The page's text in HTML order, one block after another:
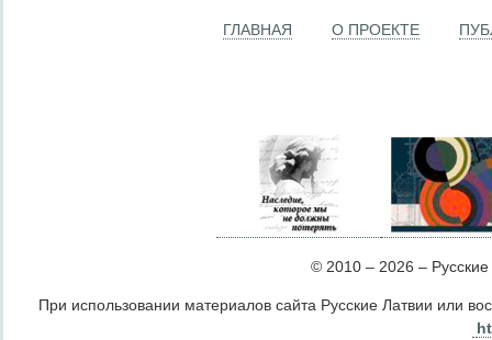
ГЛАВНАЯ О ПРОЕКТЕ
© 2010 – 2026 –
При использовании материалов сайта Русские Латвии или